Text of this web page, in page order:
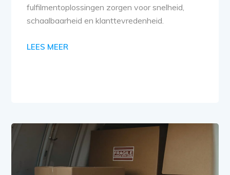
fulfilmentoplossingen zorgen voor snelheid,
schaalbaarheid en klanttevredenheid.
LEES MEER